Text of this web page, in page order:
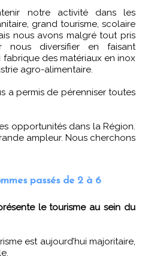
notre activité dans les
grand tourisme, scolaire
nous avons malgré tout pris
diversifier en faisant
fabrique des matériaux en inox
agro-alimentaire.
a permis de pérenniser toutes
opportunités dans la Région.
ampleur. Nous cherchons
passés de 2 à 6
le tourisme au sein du
est aujourd’hui majoritaire,